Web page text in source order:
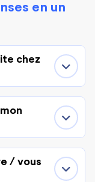
en un
chez
/ vous